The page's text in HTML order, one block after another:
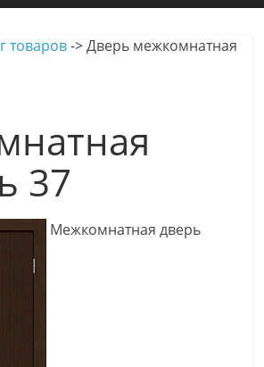
товаров->Дверь межкомнатная
37
Межкомнатная дверь